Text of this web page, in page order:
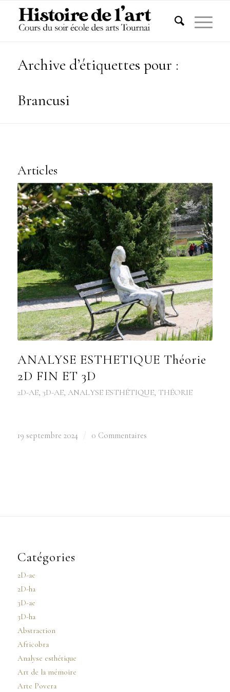
Archive d’étiquettes pour :
Brancusi
Articles
ANALYSE ESTHETIQUE Théorie
2D FIN ET 3D
2D-AE, 3D-AE, ANALYSE ESTHÉTIQUE, THÉORIE
19 septembre 2024 0 Commentaires
Catégories
2D-ae
2D-ha
3D-ae
3D-ha
Abstraction
Africobra
Analyse esthétique
Art de la mémoire
Arte Povera